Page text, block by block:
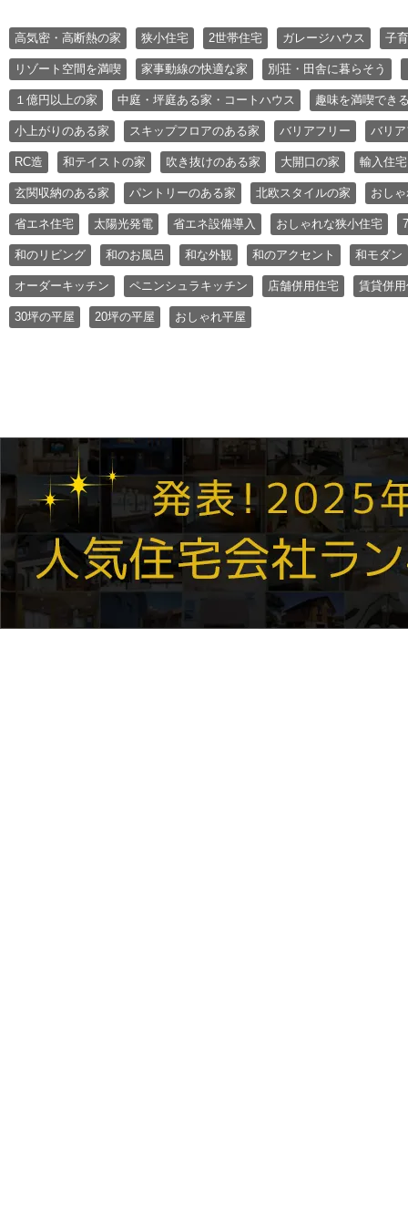
高気密・高断熱の家 狭小住宅 2世帯住宅 ガレージハウス 子
リゾート空間を満喫 家事動線の快適な家 別荘・田舎に暮らそう
１億円以上の家 中庭・坪庭ある家・コートハウス 趣味を満喫でき
小上がりのある家 スキップフロアのある家 バリアフリー バリ
RC造 和テイストの家 吹き抜けのある家 大開口の家 輸入住宅
玄関収納のある家 パントリーのある家 北欧スタイルの家 おし
省エネ住宅 太陽光発電 省エネ設備導入 おしゃれな狭小住宅
和のリビング 和のお風呂 和な外観 和のアクセント 和モダン
オーダーキッチン ペニンシュラキッチン 店舗併用住宅 賃貸併
30坪の平屋 20坪の平屋 おしゃれ平屋